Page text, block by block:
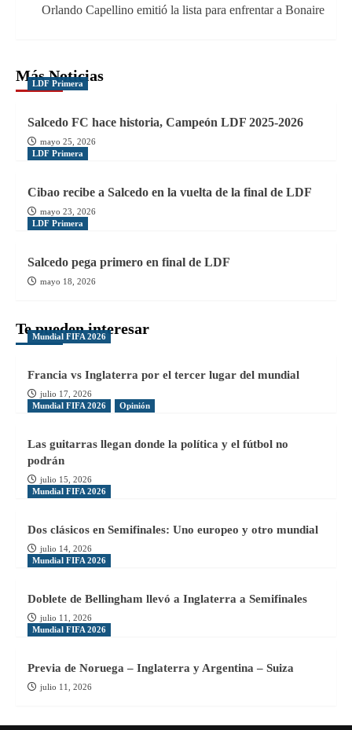
Orlando Capellino emitió la lista para enfrentar a Bonaire
Más Noticias
LDF Primera
Salcedo FC hace historia, Campeón LDF 2025-2026
mayo 25, 2026
LDF Primera
Cibao recibe a Salcedo en la vuelta de la final de LDF
mayo 23, 2026
LDF Primera
Salcedo pega primero en final de LDF
mayo 18, 2026
Te pueden interesar
Mundial FIFA 2026
Francia vs Inglaterra por el tercer lugar del mundial
julio 17, 2026
Mundial FIFA 2026
Opinión
Las guitarras llegan donde la política y el fútbol no
podrán
julio 15, 2026
Mundial FIFA 2026
Dos clásicos en Semifinales: Uno europeo y otro mundial
julio 14, 2026
Mundial FIFA 2026
Doblete de Bellingham llevó a Inglaterra a Semifinales
julio 11, 2026
Mundial FIFA 2026
Previa de Noruega – Inglaterra y Argentina – Suiza
julio 11, 2026